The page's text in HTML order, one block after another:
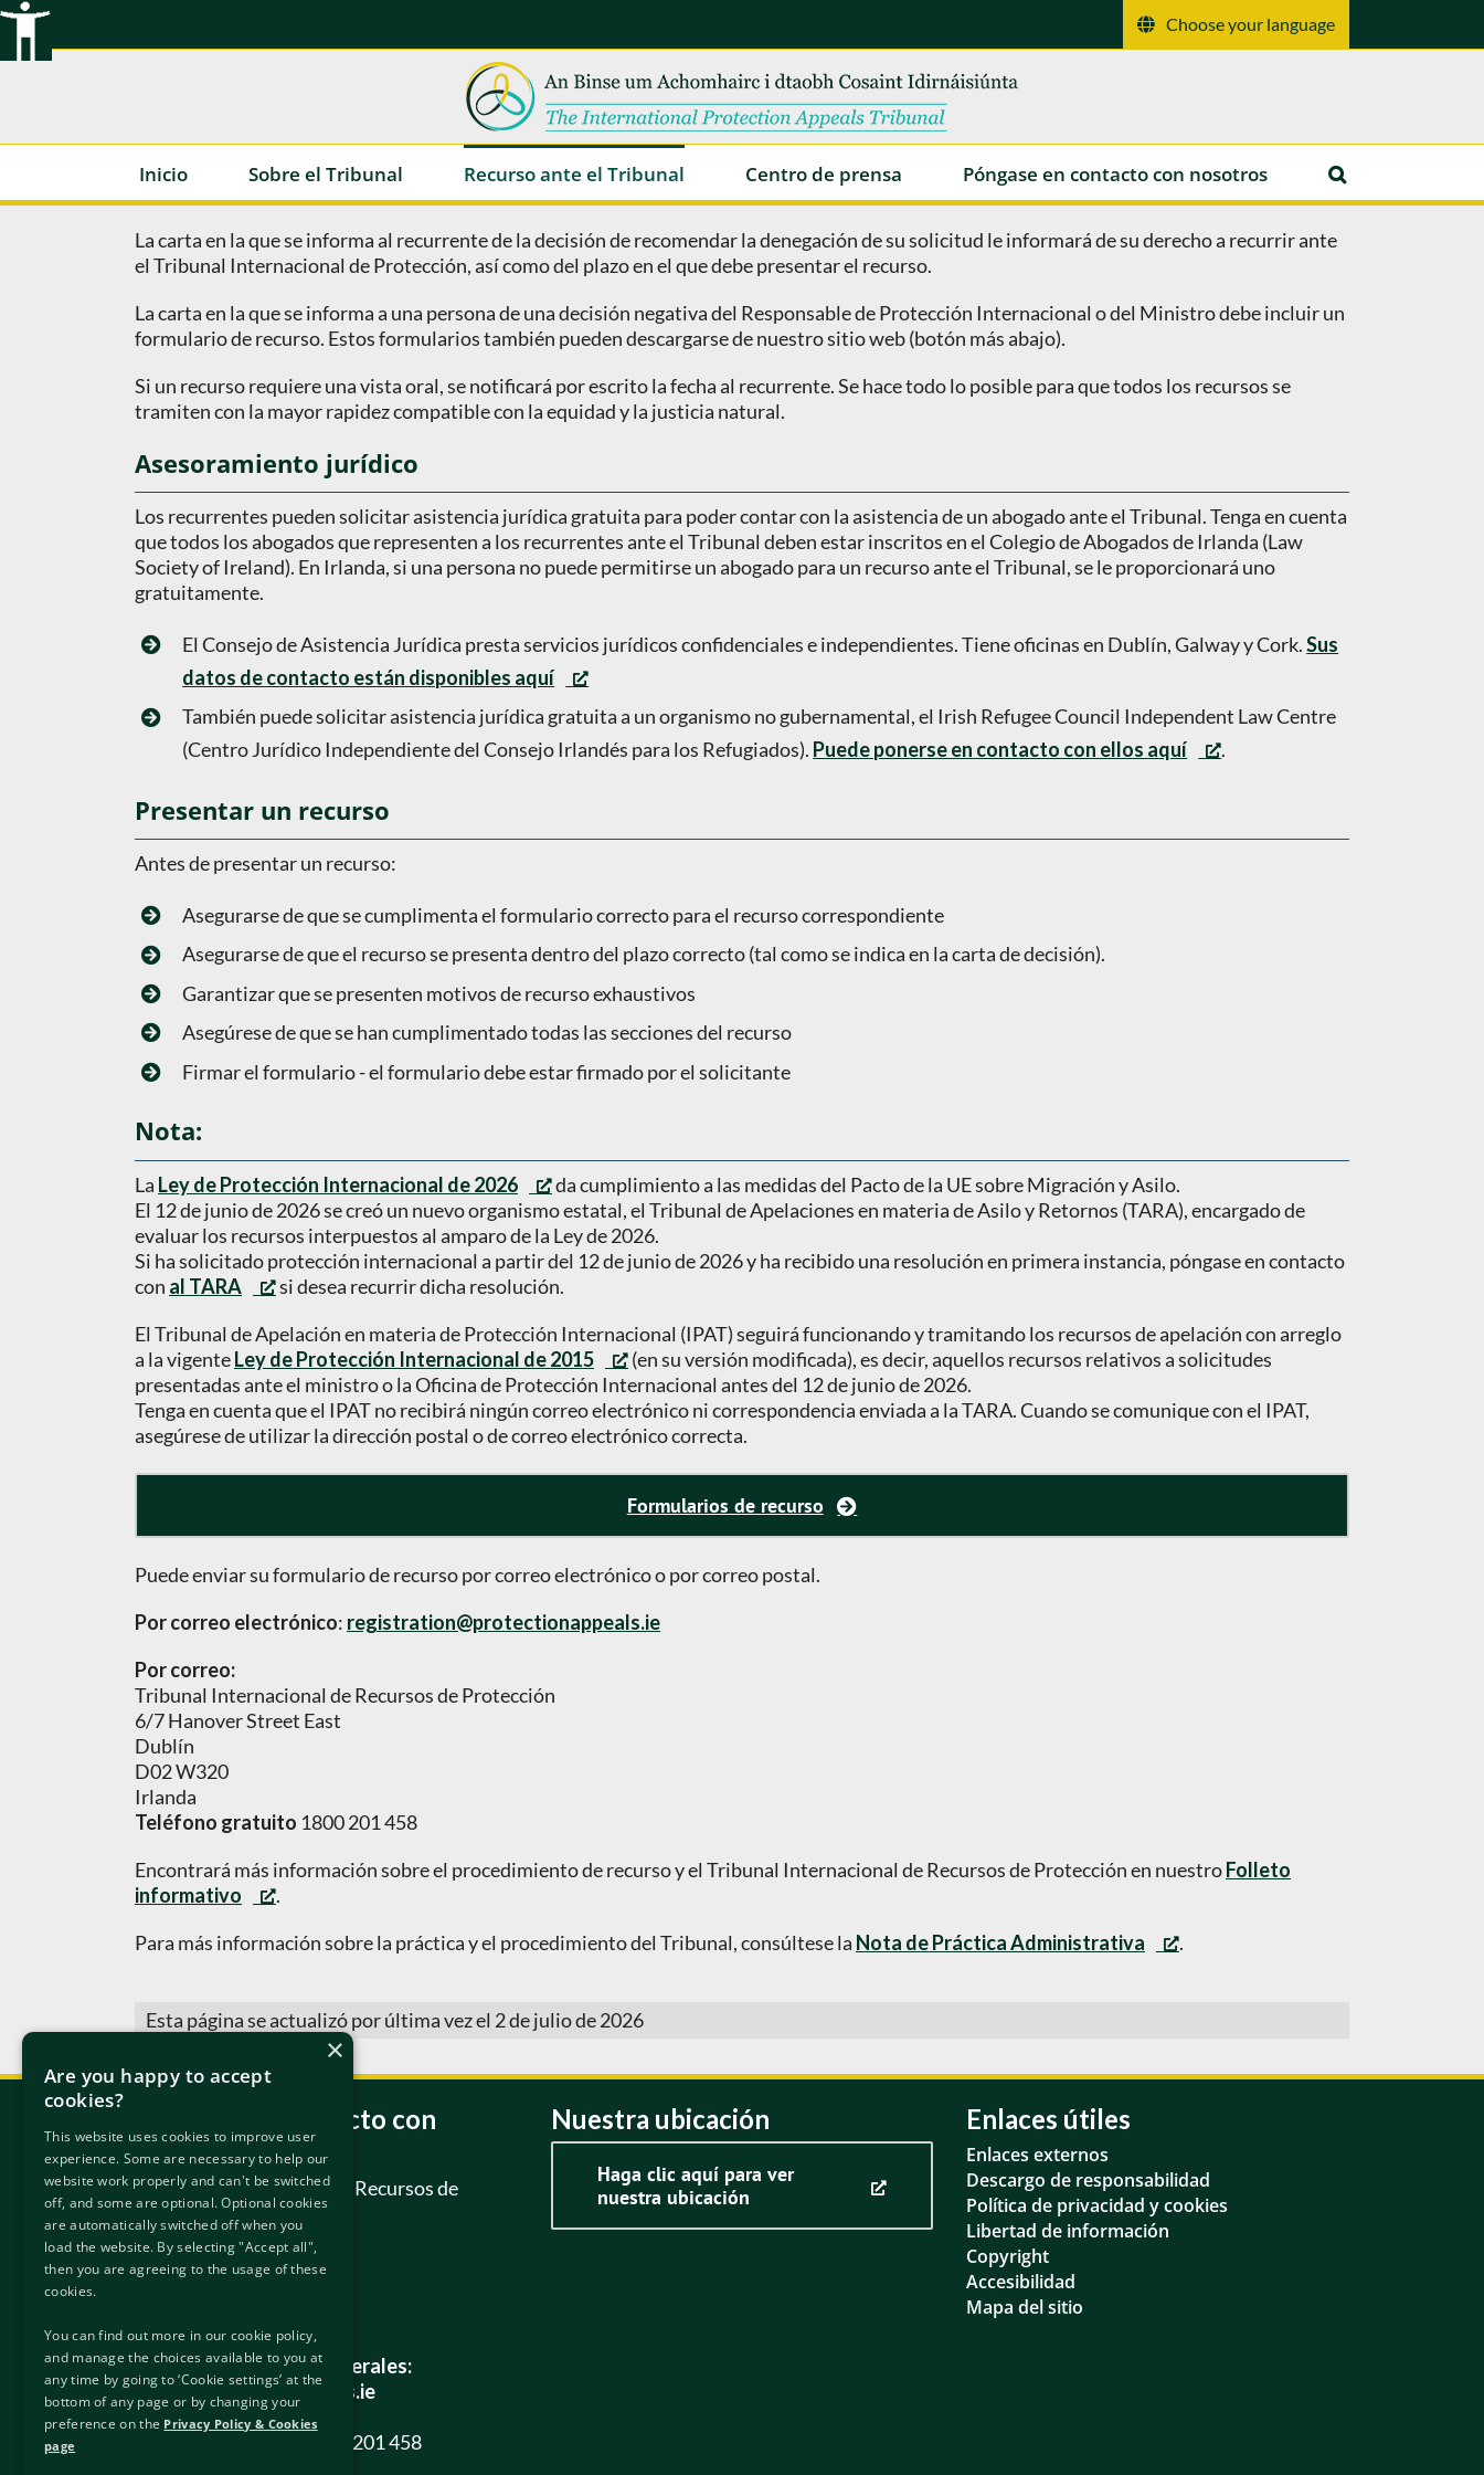
Ir
contenido
Choose your language
Inicio Sobre el Tribunal Recurso ante el Tribunal Centro de prensa Póngase en contacto con nosotros
La carta en la que se informa al recurrente de la decisión de recomendar la denegación de su solicitud le informará de su derecho a recurrir ante
el Tribunal Internacional de Protección, así como del plazo en el que debe presentar el recurso.
La carta en la que se informa a una persona de una decisión negativa del Responsable de Protección Internacional o del Ministro debe incluir un
formulario de recurso. Estos formularios también pueden descargarse de nuestro sitio web (botón más abajo).
Si un recurso requiere una vista oral, se notificará por escrito la fecha al recurrente. Se hace todo lo posible para que todos los recursos se
tramiten con la mayor rapidez compatible con la equidad y la justicia natural.
Asesoramiento jurídico
Los recurrentes pueden solicitar asistencia jurídica gratuita para poder contar con la asistencia de un abogado ante el Tribunal. Tenga en cuenta
que todos los abogados que representen a los recurrentes ante el Tribunal deben estar inscritos en el Colegio de Abogados de Irlanda (Law
Society of Ireland). En Irlanda, si una persona no puede permitirse un abogado para un recurso ante el Tribunal, se le proporcionará uno
gratuitamente.
El Consejo de Asistencia Jurídica presta servicios jurídicos confidenciales e independientes. Tiene oficinas en Dublín, Galway y Cork.Sus
datos de contacto están disponibles aquí
También puede solicitar asistencia jurídica gratuita a un organismo no gubernamental, el Irish Refugee Council Independent Law Centre
(Centro Jurídico Independiente del Consejo Irlandés para los Refugiados). Puede ponerse en contacto con ellos aquí .
Presentar un recurso
Antes de presentar un recurso:
Asegurarse de que se cumplimenta el formulario correcto para el recurso correspondiente
Asegurarse de que el recurso se presenta dentro del plazo correcto (tal como se indica en la carta de decisión).
Garantizar que se presenten motivos de recurso exhaustivos
Asegúrese de que se han cumplimentado todas las secciones del recurso
Firmar el formulario - el formulario debe estar firmado por el solicitante
Nota:
La Ley de Protección Internacional de 2026
da cumplimiento a las medidas del Pacto de la UE sobre Migración y Asilo.
El 12 de junio de 2026 se creó un nuevo organismo estatal, el Tribunal de Apelaciones en materia de Asilo y Retornos (TARA), encargado de
evaluar los recursos interpuestos al amparo de la Ley de 2026.
Si ha solicitado protección internacional a partir del 12 de junio de 2026 y ha recibido una resolución en primera instancia, póngase en contacto
con al TARA
si desea recurrir dicha resolución.
El Tribunal de Apelación en materia de Protección Internacional (IPAT) seguirá funcionando y tramitando los recursos de apelación con arreglo
a la vigenteLey de Protección Internacional de 2015
(en su versión modificada), es decir, aquellos recursos relativos a solicitudes
presentadas ante el ministro o la Oficina de Protección Internacional antes del 12 de junio de 2026.
Tenga en cuenta que el IPAT no recibirá ningún correo electrónico ni correspondencia enviada a la TARA. Cuando se comunique con el IPAT,
asegúrese de utilizar la dirección postal o de correo electrónico correcta.
Formularios de recurso
Puede enviar su formulario de recurso por correo electrónico o por correo postal.
Por correo electrónico: registration@protectionappeals.ie
Por correo:
Tribunal Internacional de Recursos de Protección
6/7 Hanover Street East
Dublín
D02 W320
Irlanda
Teléfono gratuito 1800 201 458
Encontrará más información sobre el procedimiento de recurso y el Tribunal Internacional de Recursos de Protección en nuestroFolleto
informativo
.
Para más información sobre la práctica y el procedimiento del Tribunal, consúltese la Nota de Práctica Administrativa .
Esta página se actualizó por última vez el 2 de julio de 2026
Póngase en contacto con
nosotros
Tribunal Internacional de Recursos de
Protección
6/7 Hanover Street East
Dublín
Todas las consultas generales:
info@protectionappeals.ie
1800 201 458
Nuestra ubicación
Haga clic aquí para ver
nuestra ubicación
Enlaces útiles
Enlaces externos
Descargo de responsabilidad
Política de privacidad y cookies
Libertad de información
Copyright
Accesibilidad
Mapa del sitio
×
Are you happy to accept
cookies?
This website uses cookies to improve user
experience. Some are necessary to help our
website work properly and can't be switched
off, and some are optional. Optional cookies
are automatically switched off when you
load the website. By selecting "Accept all",
then you are agreeing to the usage of these
cookies.
You can find out more in our cookie policy,
and manage the choices available to you at
any time by going to ‘Cookie settings’ at the
bottom of any page or by changing your
preference on the Privacy Policy & Cookies
page